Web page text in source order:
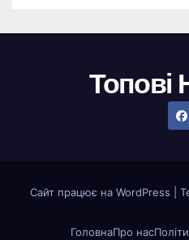
Топові
Сайт працює на WordPress
ГоловнаПро нас